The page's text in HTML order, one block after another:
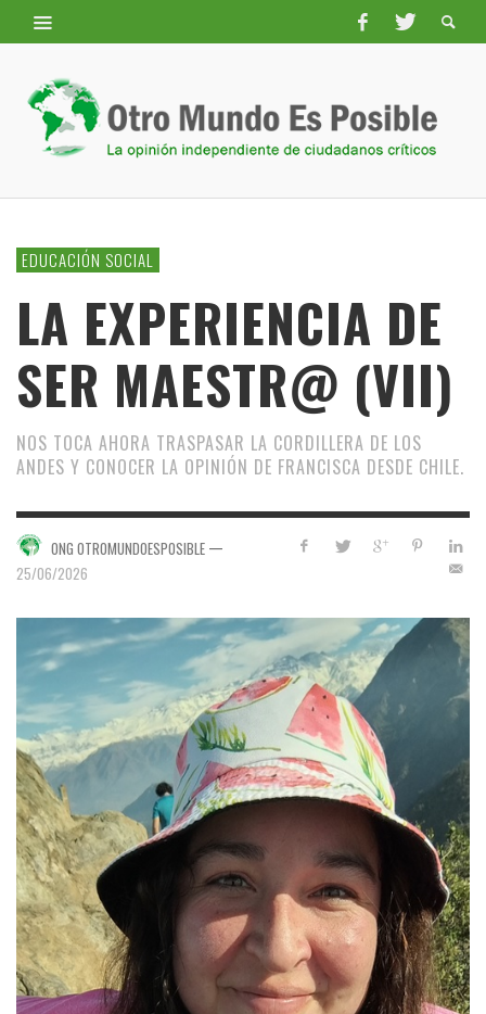
EDUCACIÓN SOCIAL
LA EXPERIENCIA DE
SER MAESTR@ (VII)
NOS TOCA AHORA TRASPASAR LA CORDILLERA DE LOS
ANDES Y CONOCER LA OPINIÓN DE FRANCISCA DESDE CHILE.
ONG OTROMUNDOESPOSIBLE —
25/06/2026